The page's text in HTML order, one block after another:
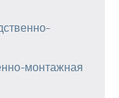
монтажная